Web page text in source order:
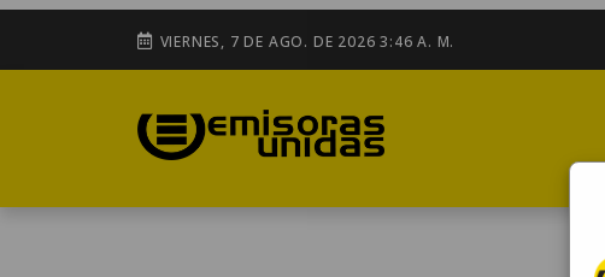
VIERNES, 7 DE AGO. DE 2026 3:46 A. M.